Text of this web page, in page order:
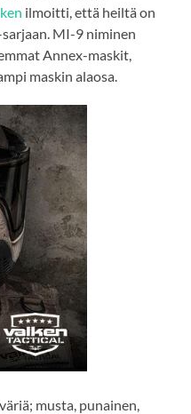
ilmoitti, että heiltä on
MI-9 niminen
Annex-maskit,
maskin alaosa.
musta, punainen,